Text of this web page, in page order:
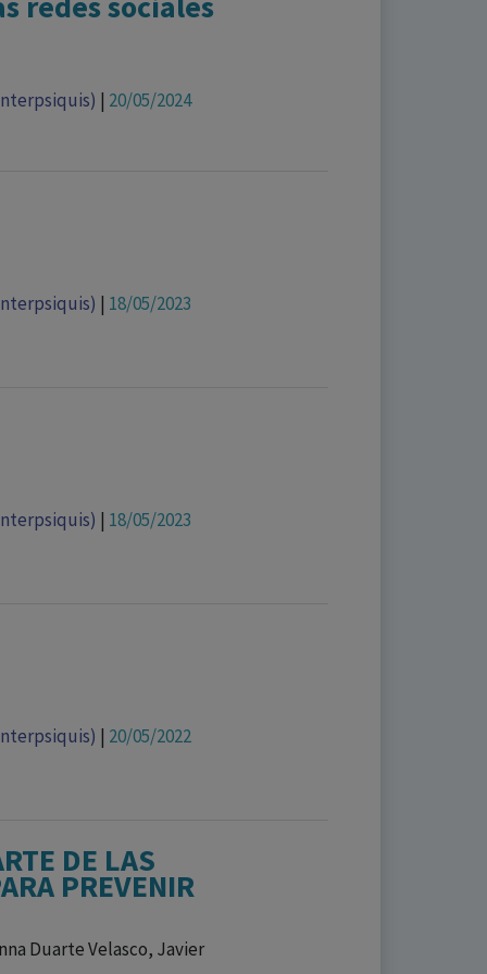
| 20/05/2024
| 18/05/2023
| 18/05/2023
| 20/05/2022
DE LAS
PREVENIR
Duarte Velasco, Javier